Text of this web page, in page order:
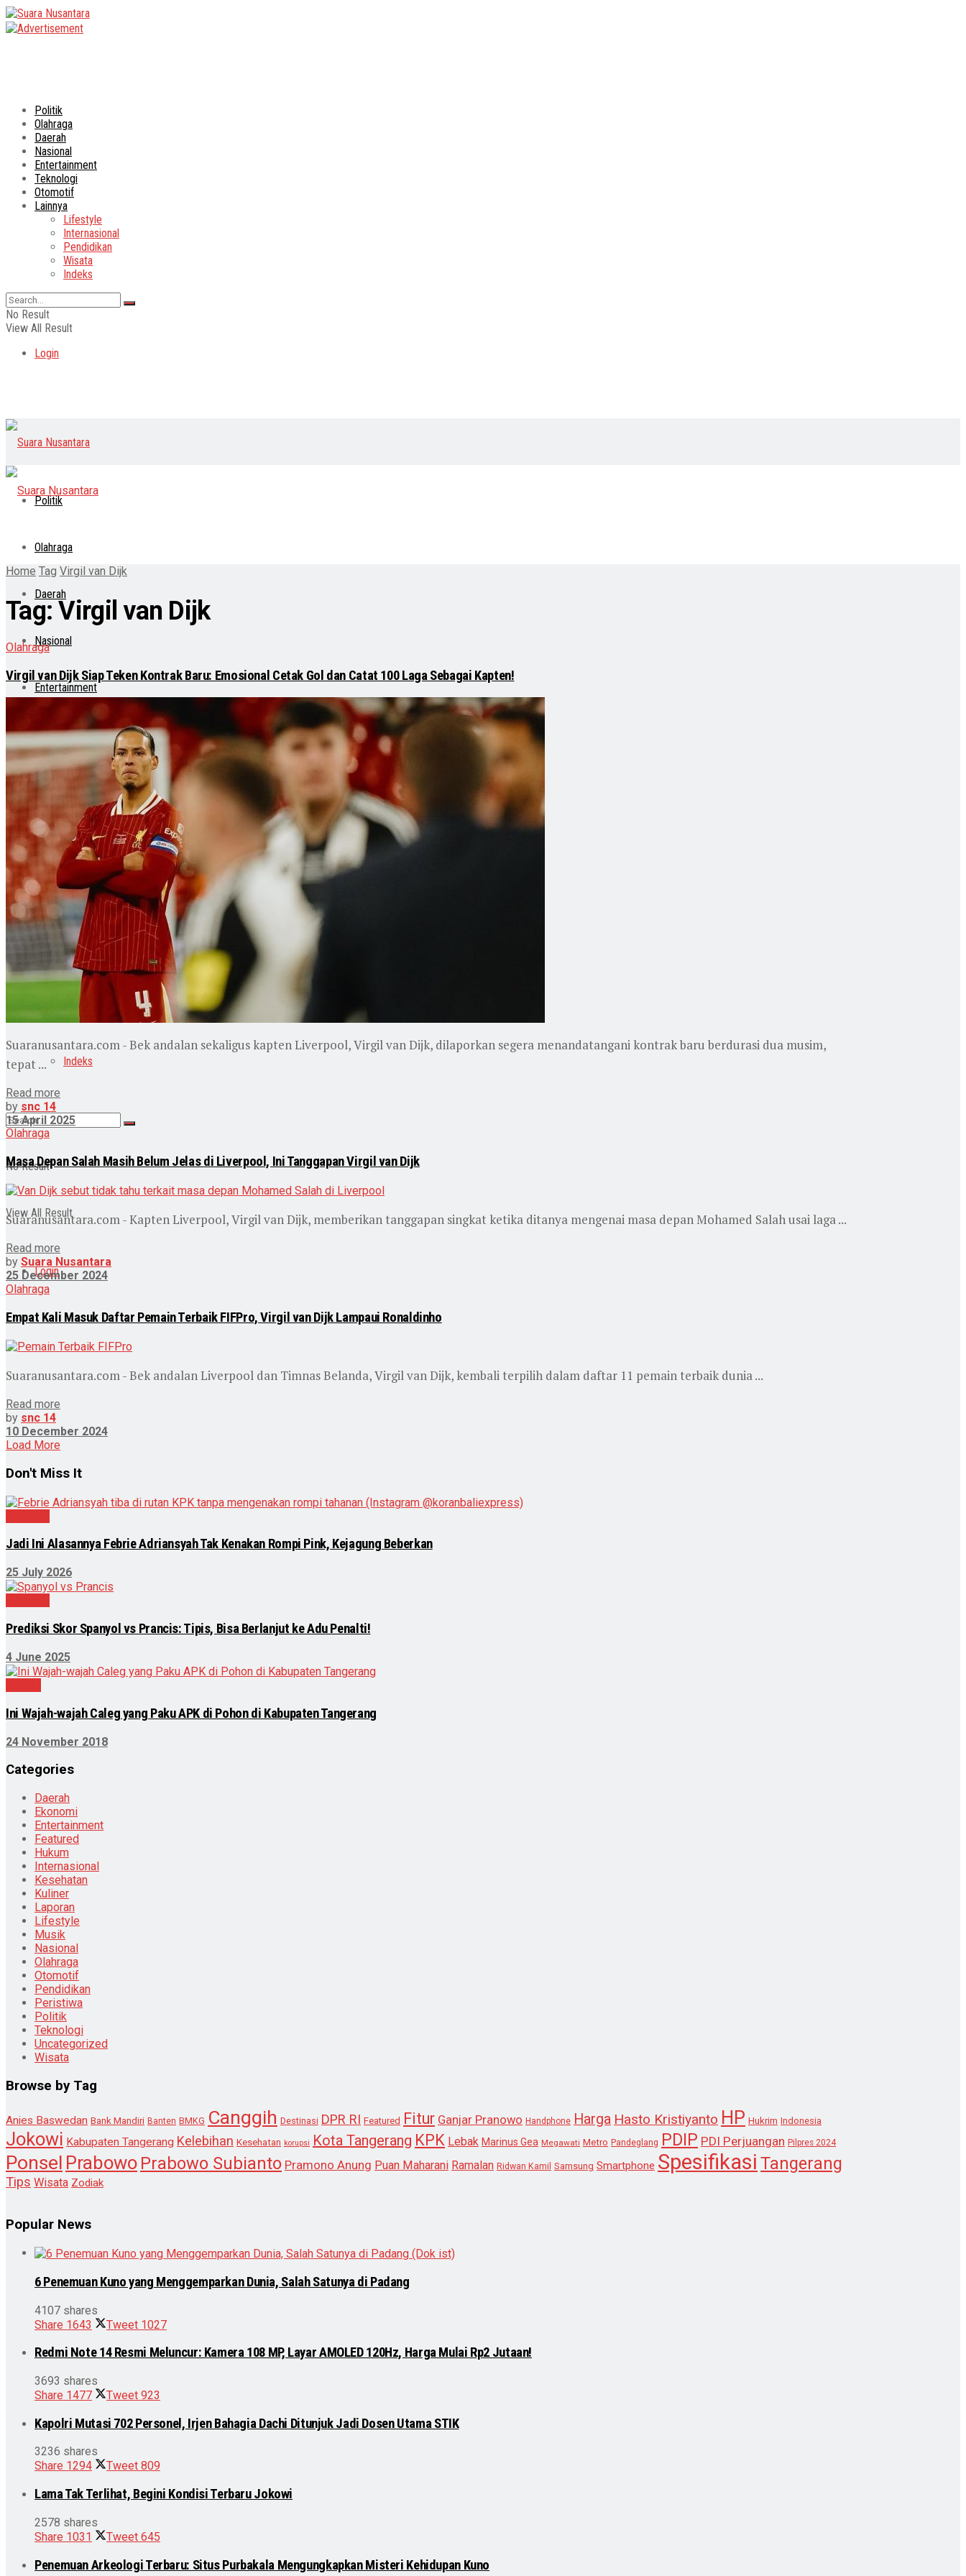
Politik
Olahraga
Daerah
Nasional
Entertainment
Teknologi
Otomotif
Lainnya
Lifestyle
Internasional
Pendidikan
Wisata
Indeks
No Result
View All Result
Login
Politik
Olahraga
Daerah
Nasional
Entertainment
Teknologi
Otomotif
Lainnya
Lifestyle
Internasional
Pendidikan
Wisata
Indeks
No Result
View All Result
Login
Home Tag Virgil van Dijk
Tag:Virgil van Dijk
Olahraga
Virgil van Dijk Siap Teken Kontrak Baru: Emosional Cetak Gol dan Catat 100 Laga Sebagai Kapten!
Suaranusantara.com - Bek andalan sekaligus kapten Liverpool, Virgil van Dijk, dilaporkan segera menandatangani kontrak baru berdurasi dua musim,
tepat ...
Read more
by snc 14
15 April 2025
Olahraga
Masa Depan Salah Masih Belum Jelas di Liverpool, Ini Tanggapan Virgil van Dijk
Suaranusantara.com - Kapten Liverpool, Virgil van Dijk, memberikan tanggapan singkat ketika ditanya mengenai masa depan Mohamed Salah usai laga ...
Read more
by Suara Nusantara
25 December 2024
Olahraga
Empat Kali Masuk Daftar Pemain Terbaik FIFPro, Virgil van Dijk Lampaui Ronaldinho
Suaranusantara.com - Bek andalan Liverpool dan Timnas Belanda, Virgil van Dijk, kembali terpilih dalam daftar 11 pemain terbaik dunia ...
Read more
by snc 14
10 December 2024
Load More
Don't Miss It
Jadi Ini Alasannya Febrie Adriansyah Tak Kenakan Rompi Pink, Kejagung Beberkan
25 July 2026
Prediksi Skor Spanyol vs Prancis: Tipis, Bisa Berlanjut ke Adu Penalti!
4 June 2025
Ini Wajah-wajah Caleg yang Paku APK di Pohon di Kabupaten Tangerang
24 November 2018
Categories
Daerah
Ekonomi
Entertainment
Featured
Hukum
Internasional
Kesehatan
Kuliner
Laporan
Lifestyle
Musik
Nasional
Olahraga
Otomotif
Pendidikan
Peristiwa
Politik
Teknologi
Uncategorized
Wisata
Browse by Tag
Anies Baswedan Bank Mandiri Banten BMKG Canggih Destinasi DPR RI Featured Fitur Ganjar Pranowo Handphone Harga Hasto Kristiyanto HP Hukrim Indonesia
Jokowi Kabupaten Tangerang Kelebihan Kesehatan korupsi Kota Tangerang KPK Lebak Marinus Gea Megawati Metro Pandeglang PDIP PDI Perjuangan Pilpres 2024
Ponsel Prabowo Prabowo Subianto Pramono Anung Puan Maharani Ramalan Ridwan Kamil Samsung Smartphone Spesifikasi Tangerang
Tips Wisata Zodiak
Popular News
6 Penemuan Kuno yang Menggemparkan Dunia, Salah Satunya di Padang
4107 shares
Share 1643 Tweet 1027
Redmi Note 14 Resmi Meluncur: Kamera 108 MP, Layar AMOLED 120Hz, Harga Mulai Rp2 Jutaan!
3693 shares
Share 1477 Tweet 923
Kapolri Mutasi 702 Personel, Irjen Bahagia Dachi Ditunjuk Jadi Dosen Utama STIK
3236 shares
Share 1294 Tweet 809
Lama Tak Terlihat, Begini Kondisi Terbaru Jokowi
2578 shares
Share 1031 Tweet 645
Penemuan Arkeologi Terbaru: Situs Purbakala Mengungkapkan Misteri Kehidupan Kuno